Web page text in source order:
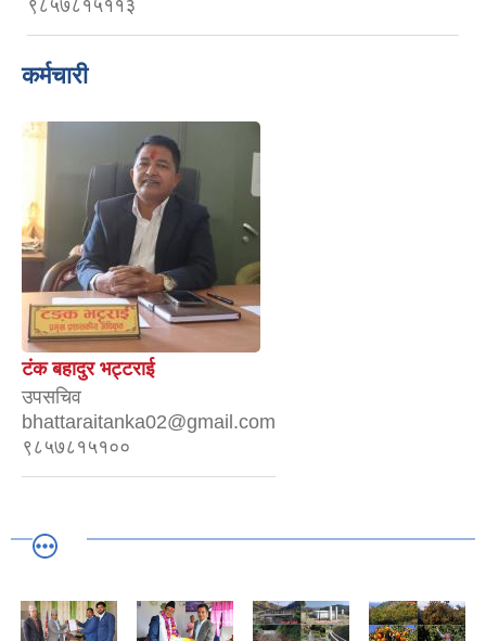
९८५७८१५११३
कर्मचारी
टंक बहादुर भट्टराई
उपसचिव
bhattaraitanka02@gmail.com
९८५७८१५१००